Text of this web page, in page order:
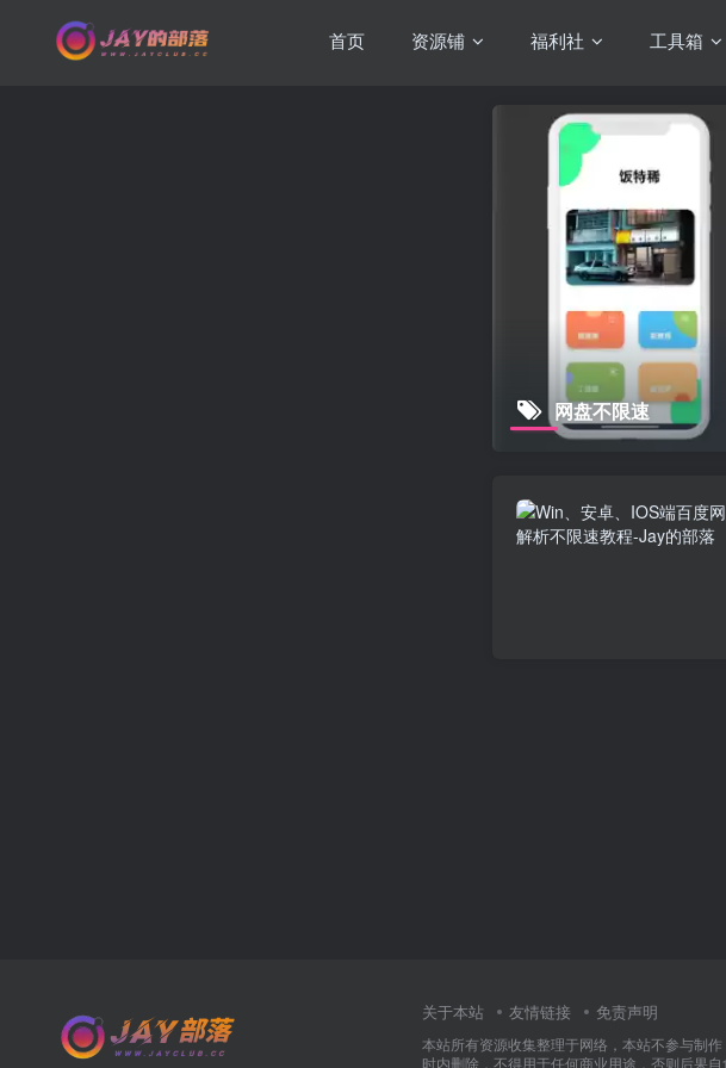
首页 资源铺 福利社 工具箱
网盘不限速
关于本站 友情链接 免责声明
本站所有资源收集整理于网络，本站不参与制
时内删除，不得用于任何商业用途，否则后果